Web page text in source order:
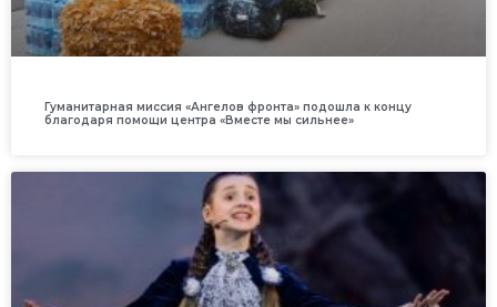
Гуманитарная миссия «Ангелов фронта» подошла к концу
благодаря помощи центра «Вместе мы сильнее»